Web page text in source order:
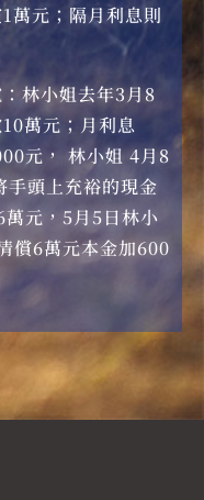
萬元；隔月利息則
林小姐去年3月8
萬元；月利息
元， 林小姐 4月8
手頭上充裕的現金
元，5月5日林小
償6萬元本金加600